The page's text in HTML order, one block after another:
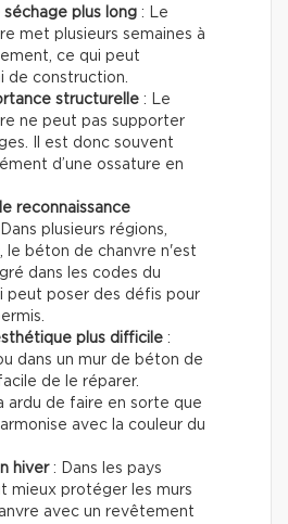
plus long : Le
met plusieurs semaines à
ce qui peut
de construction.
structurelle : Le
ne peut pas supporter
Il est donc souvent
d’une ossature en
reconnaissance
plusieurs régions,
le béton de chanvre n'est
dans les codes du
peut poser des défis pour
plus difficile :
dans un mur de béton de
de le réparer.
ardu de faire en sorte que
avec la couleur du
hiver : Dans les pays
mieux protéger les murs
avec un revêtement